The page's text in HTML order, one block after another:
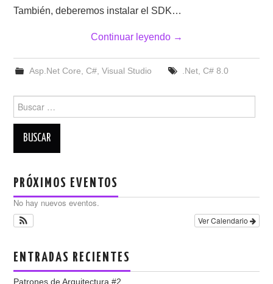
También, deberemos instalar el SDK…
Continuar leyendo →
Asp.Net Core, C#, Visual Studio .Net, C# 8.0
Buscar:
PRÓXIMOS EVENTOS
No hay nuevos eventos.
Ver Calendario
ENTRADAS RECIENTES
Patrones de Arquitectura #2